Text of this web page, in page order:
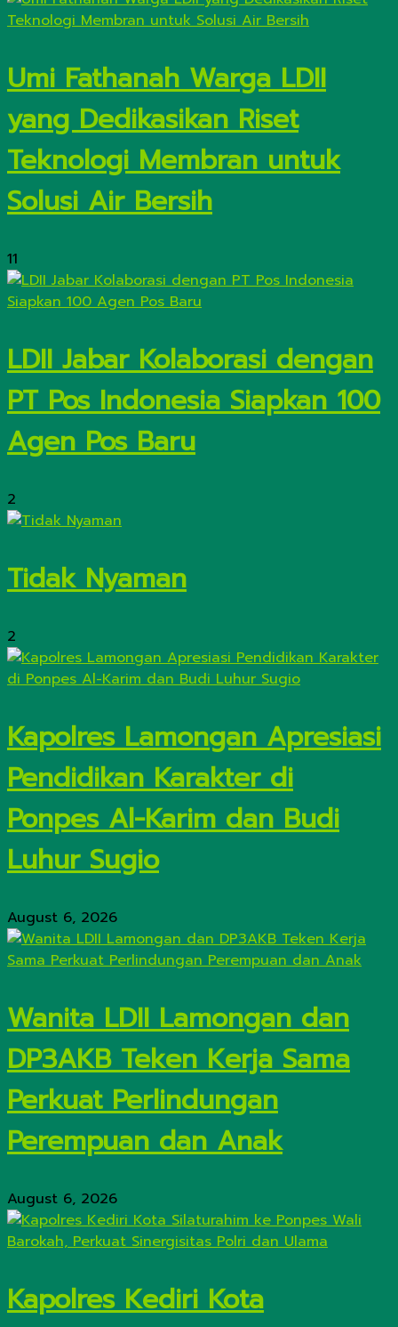
Umi Fathanah Warga LDII
yang Dedikasikan Riset
Teknologi Membran untuk
Solusi Air Bersih
11
LDII Jabar Kolaborasi dengan
PT Pos Indonesia Siapkan 100
Agen Pos Baru
2
Tidak Nyaman
2
Kapolres Lamongan Apresiasi
Pendidikan Karakter di
Ponpes Al-Karim dan Budi
Luhur Sugio
August 6, 2026
Wanita LDII Lamongan dan
DP3AKB Teken Kerja Sama
Perkuat Perlindungan
Perempuan dan Anak
August 6, 2026
Kapolres Kediri Kota